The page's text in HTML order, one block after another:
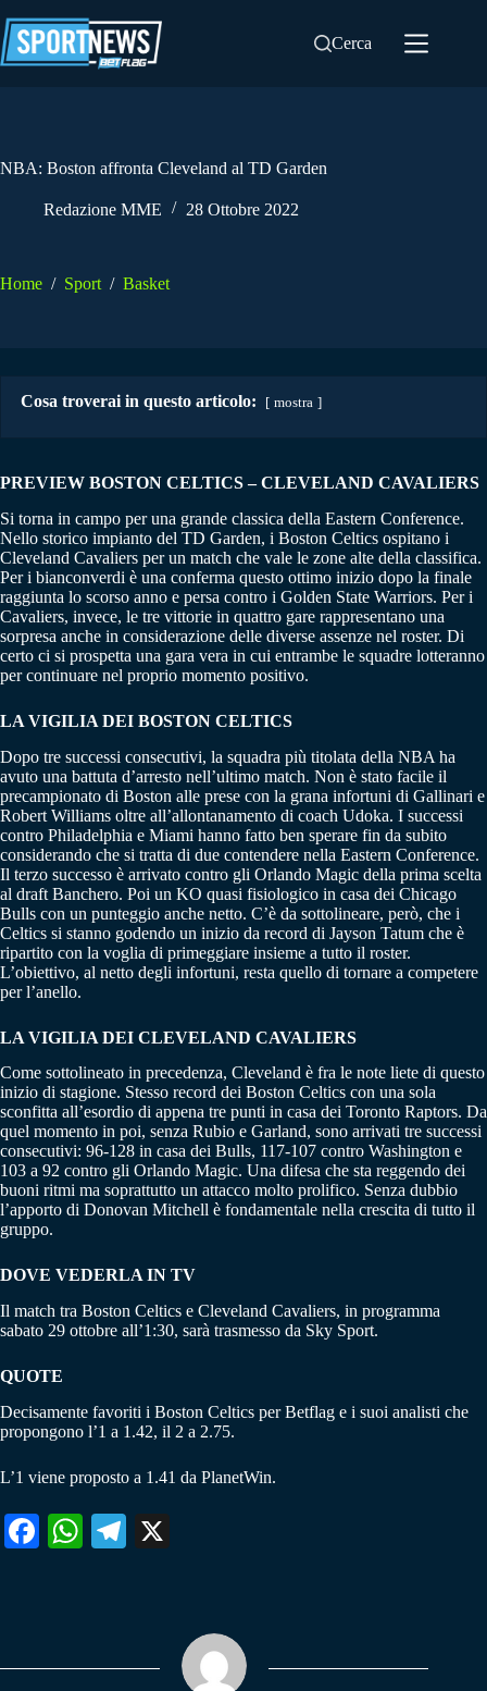
al
contenuto
Cerca
NBA: Boston affronta Cleveland al TD Garden
Redazione MME 28 Ottobre 2022
Home / Sport / Basket
Cosa troverai in questo articolo: mostra
PREVIEW BOSTON CELTICS – CLEVELAND CAVALIERS
Si torna in campo per una grande classica della Eastern Conference.
Nello storico impianto del TD Garden, i Boston Celtics ospitano i
Cleveland Cavaliers per un match che vale le zone alte della classifica.
Per i bianconverdi è una conferma questo ottimo inizio dopo la finale
raggiunta lo scorso anno e persa contro i Golden State Warriors. Per i
Cavaliers, invece, le tre vittorie in quattro gare rappresentano una
sorpresa anche in considerazione delle diverse assenze nel roster. Di
certo ci si prospetta una gara vera in cui entrambe le squadre lotteranno
per continuare nel proprio momento positivo.
LA VIGILIA DEI BOSTON CELTICS
Dopo tre successi consecutivi, la squadra più titolata della NBA ha
avuto una battuta d’arresto nell’ultimo match. Non è stato facile il
precampionato di Boston alle prese con la grana infortuni di Gallinari e
Robert Williams oltre all’allontanamento di coach Udoka. I successi
contro Philadelphia e Miami hanno fatto ben sperare fin da subito
considerando che si tratta di due contendere nella Eastern Conference.
Il terzo successo è arrivato contro gli Orlando Magic della prima scelta
al draft Banchero. Poi un KO quasi fisiologico in casa dei Chicago
Bulls con un punteggio anche netto. C’è da sottolineare, però, che i
Celtics si stanno godendo un inizio da record di Jayson Tatum che è
ripartito con la voglia di primeggiare insieme a tutto il roster.
L’obiettivo, al netto degli infortuni, resta quello di tornare a competere
per l’anello.
LA VIGILIA DEI CLEVELAND CAVALIERS
Come sottolineato in precedenza, Cleveland è fra le note liete di questo
inizio di stagione. Stesso record dei Boston Celtics con una sola
sconfitta all’esordio di appena tre punti in casa dei Toronto Raptors. Da
quel momento in poi, senza Rubio e Garland, sono arrivati tre successi
consecutivi: 96-128 in casa dei Bulls, 117-107 contro Washington e
103 a 92 contro gli Orlando Magic. Una difesa che sta reggendo dei
buoni ritmi ma soprattutto un attacco molto prolifico. Senza dubbio
l’apporto di Donovan Mitchell è fondamentale nella crescita di tutto il
gruppo.
DOVE VEDERLA IN TV
Il match tra Boston Celtics e Cleveland Cavaliers, in programma
sabato 29 ottobre all’1:30, sarà trasmesso da Sky Sport.
QUOTE
Decisamente favoriti i Boston Celtics per Betflag e i suoi analisti che
propongono l’1 a 1.42, il 2 a 2.75.
L’1 viene proposto a 1.41 da PlanetWin.
Fa W
pp
Te
m